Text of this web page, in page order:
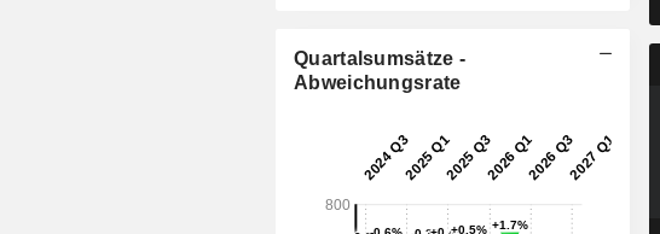
Quartalsumsätze -
Abweichungsrate